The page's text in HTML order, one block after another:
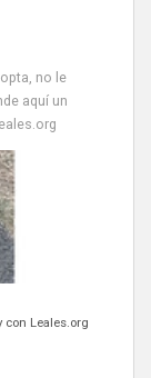
no le
aquí un
marca de